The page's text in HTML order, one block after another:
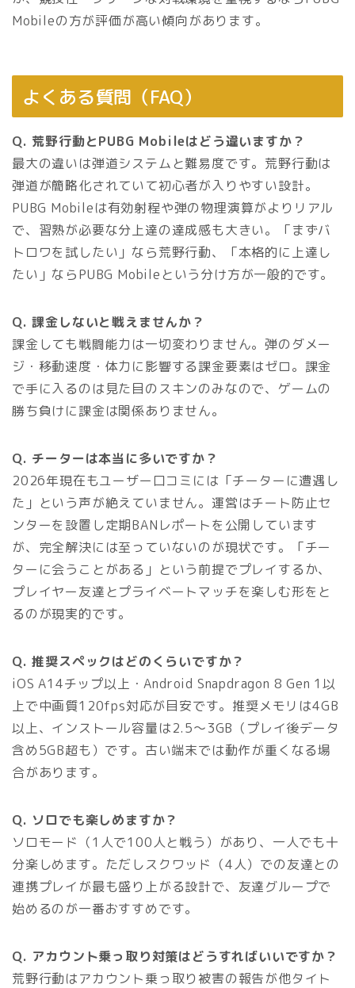
Mobileの方が評価が高い傾向があります。
よくある質問（FAQ）
Q. 荒野行動とPUBG Mobileはどう違いますか？
最大の違いは弾道システムと難易度です。荒野行動は
弾道が簡略化されていて初心者が入りやすい設計。
PUBG Mobileは有効射程や弾の物理演算がよりリアル
で、習熟が必要な分上達の達成感も大きい。「まずバ
トロワを試したい」なら荒野行動、「本格的に上達し
たい」ならPUBG Mobileという分け方が一般的です。
Q. 課金しないと戦えませんか？
課金しても戦闘能力は一切変わりません。弾のダメー
ジ・移動速度・体力に影響する課金要素はゼロ。課金
で手に入るのは見た目のスキンのみなので、ゲームの
勝ち負けに課金は関係ありません。
Q. チーターは本当に多いですか？
2026年現在もユーザー口コミには「チーターに遭遇し
た」という声が絶えていません。運営はチート防止セ
ンターを設置し定期BANレポートを公開しています
が、完全解決には至っていないのが現状です。「チー
ターに会うことがある」という前提でプレイするか、
プレイヤー友達とプライベートマッチを楽しむ形をと
るのが現実的です。
Q. 推奨スペックはどのくらいですか？
iOS A14チップ以上・Android Snapdragon 8 Gen 1以
上で中画質120fps対応が目安です。推奨メモリは4GB
以上、インストール容量は2.5〜3GB（プレイ後データ
含め5GB超も）です。古い端末では動作が重くなる場
合があります。
Q. ソロでも楽しめますか？
ソロモード（1人で100人と戦う）があり、一人でも十
分楽しめます。ただしスクワッド（4人）での友達との
連携プレイが最も盛り上がる設計で、友達グループで
始めるのが一番おすすめです。
Q. アカウント乗っ取り対策はどうすればいいですか？
荒野行動はアカウント乗っ取り被害の報告が他タイト